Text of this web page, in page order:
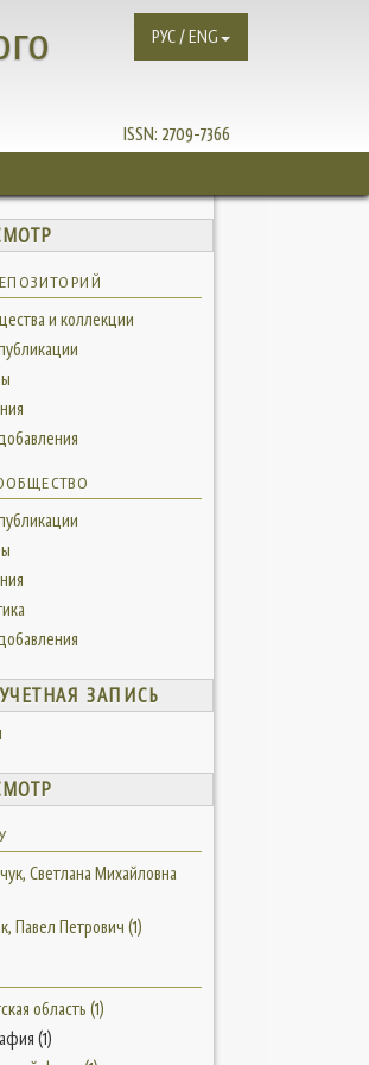
ISSN: 2709-7366
РУС / ENG
и коллекции
ЗАПИСЬ
Светлана Михайловна
Павел Петрович (1)
область (1)
(1)